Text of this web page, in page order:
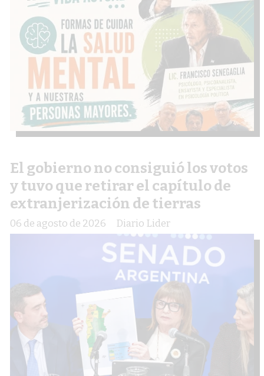
El gobierno no consiguió los votos
y tuvo que retirar el capítulo de
extranjerización de tierras
Diario Lider
06 de agosto de 2026